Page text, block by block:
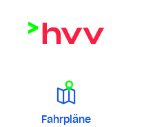
Fahrpläne